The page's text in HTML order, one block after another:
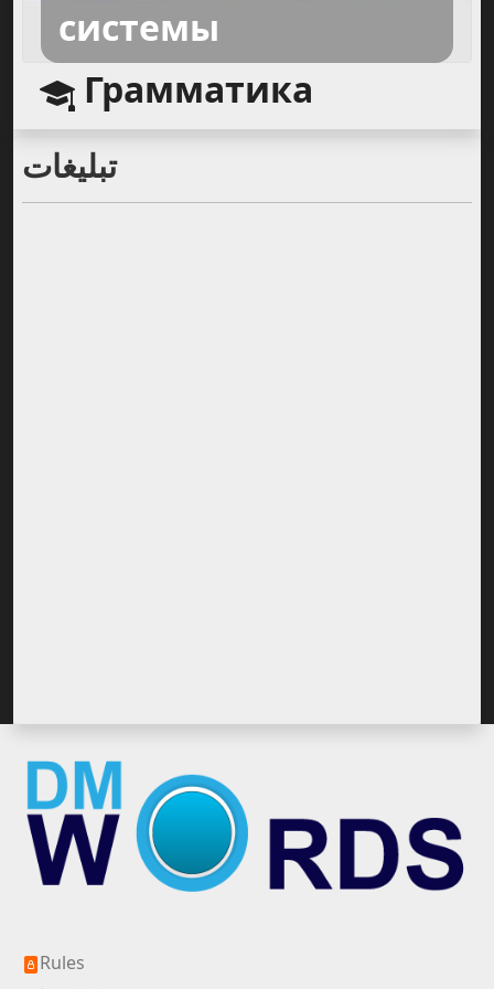
системы
Грамматика
تبلیغات
Rules